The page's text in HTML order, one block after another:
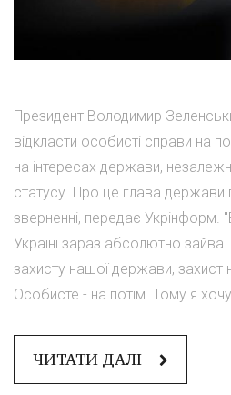
Президент Володимир
відкласти особисті справи на
на інтересах держави,
статусу. Про це глава держави
зверненні, передає Укрінформ.
Україні зараз абсолютно
захисту нашої держави, захист
Особисте - на потім. Тому я
ЧИТАТИ ДАЛІ